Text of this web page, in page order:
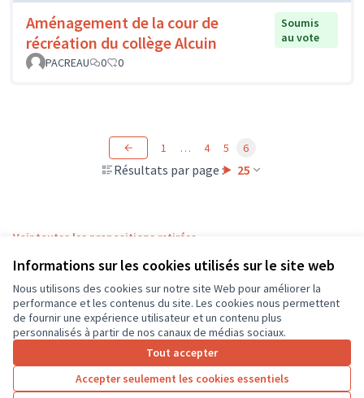
Informations sur les cookies utilisés sur le site web
Nous utilisons des cookies sur notre site Web pour améliorer la
performance et les contenus du site. Les cookies nous permettent
de fournir une expérience utilisateur et un contenu plus
personnalisés à partir de nos canaux de médias sociaux.
Tout accepter
Accepter seulement les cookies essentiels
Aménagement de la cour de
récréation du collège Alcuin
Soumis
au vote
PACREAU
0 0
Résultats par page : 25
1 … 4 5 6
Voir toutes les propositions retirées
Conditions d'utilisation
Paramètres des cookies
CD37 sur X
(Lien externe)
CD37 sur Facebook
CD37 sur Instagram
CD37 sur YouTube
(Lien externe)